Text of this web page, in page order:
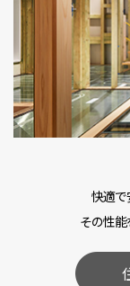
快適で
その性能